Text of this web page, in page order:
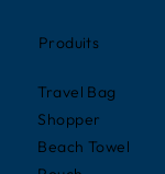
Produits
Travel Bag
Shopper
Beach Towel